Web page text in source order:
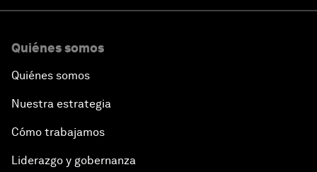
Quiénes somos
Quiénes somos
Nuestra estrategia
Cómo trabajamos
Liderazgo y gobernanza